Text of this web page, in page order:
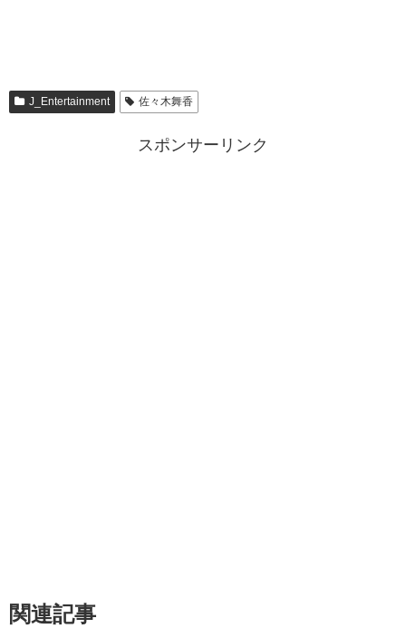
J_Entertainment 佐々木舞香
スポンサーリンク
関連記事